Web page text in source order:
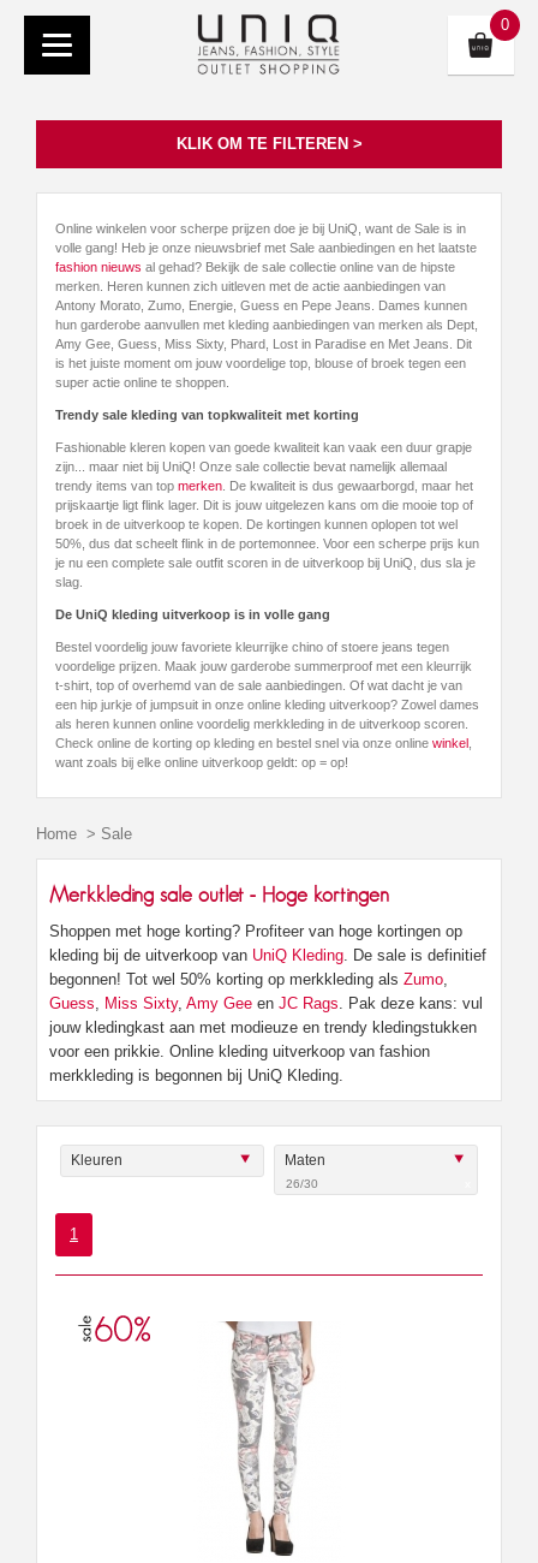
0
KLIK OM TE FILTEREN >
Online winkelen voor scherpe prijzen doe je bij UniQ, want de Sale is in
volle gang! Heb je onze nieuwsbrief met Sale aanbiedingen en het laatste
fashion nieuws al gehad? Bekijk de sale collectie online van de hipste
merken. Heren kunnen zich uitleven met de actie aanbiedingen van
Antony Morato, Zumo, Energie, Guess en Pepe Jeans. Dames kunnen
hun garderobe aanvullen met kleding aanbiedingen van merken als Dept,
Amy Gee, Guess, Miss Sixty, Phard, Lost in Paradise en Met Jeans. Dit
is het juiste moment om jouw voordelige top, blouse of broek tegen een
super actie online te shoppen.
Trendy sale kleding van topkwaliteit met korting
Fashionable kleren kopen van goede kwaliteit kan vaak een duur grapje
zijn... maar niet bij UniQ! Onze sale collectie bevat namelijk allemaal
trendy items van top merken . De kwaliteit is dus gewaarborgd, maar het
prijskaartje ligt flink lager. Dit is jouw uitgelezen kans om die mooie top of
broek in de uitverkoop te kopen. De kortingen kunnen oplopen tot wel
50%, dus dat scheelt flink in de portemonnee. Voor een scherpe prijs kun
je nu een complete sale outfit scoren in de uitverkoop bij UniQ, dus sla je
slag.
De UniQ kleding uitverkoop is in volle gang
Bestel voordelig jouw favoriete kleurrijke chino of stoere jeans tegen
voordelige prijzen. Maak jouw garderobe summerproof met een kleurrijk
t-shirt, top of overhemd van de sale aanbiedingen. Of wat dacht je van
een hip jurkje of jumpsuit in onze online kleding uitverkoop? Zowel dames
als heren kunnen online voordelig merkkleding in de uitverkoop scoren.
Check online de korting op kleding en bestel snel via onze online winkel
want zoals bij elke online uitverkoop geldt: op = op!
Home > Sale
Merkkleding sale outlet - Hoge kortingen
Shoppen met hoge korting? Profiteer van hoge kortingen op
kleding bij de uitverkoop van UniQ Kleding . De sale is definitief
begonnen! Tot wel 50% korting op merkkleding als Zumo
Guess
Miss Sixty, Amy Gee en JC Rags . Pak deze kans: vul
jouw kledingkast aan met modieuze en trendy kledingstukken
voor een prikkie. Online kleding uitverkoop van fashion
merkkleding is begonnen bij UniQ Kleding.
Kleuren Maten
26/30
1